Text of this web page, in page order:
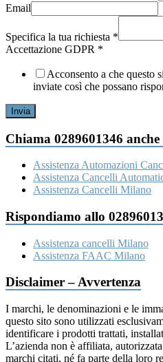
sociale
Recapito
Nome
Email
Specifica la tua richiesta *
Accettazione GDPR *
Acconsento a che questo
inviate così che possano
Invia
Chiama 0289601346 anche
Assistenza Automazioni
Assistenza Cancelli
Assistenza Cancelli Milano
Rispondiamo allo
Assistenza cancelli Milano
Assistenza FAAC Milano
Disclaimer – Avvertenza
I marchi, le denominazioni e le
questo sito sono utilizzati
identificare i prodotti trattati,
L’azienda non è affiliata,
marchi citati, né fa parte della loro